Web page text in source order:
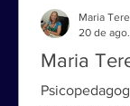
Maria
20 de